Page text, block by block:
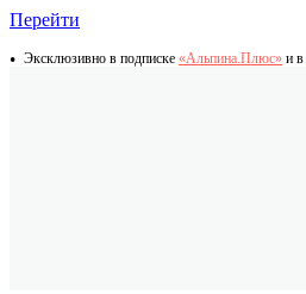
Перейти
Эксклюзивно в подписке «Альпина.Плюс» и в